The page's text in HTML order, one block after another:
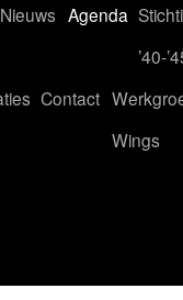
Nieuws Agenda
’40-
Contact
Wings